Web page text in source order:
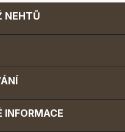
NEHTŮ
INFORMACE